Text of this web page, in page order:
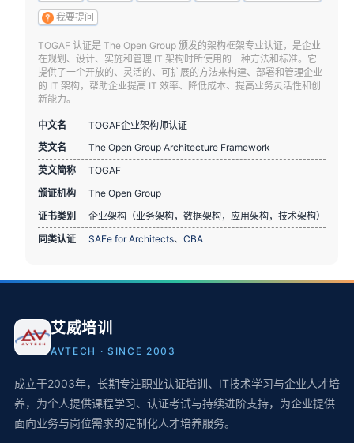
我要提问
TOGAF 认证是 The Open Group 颁发的架构框架专业认证，是企业
在规划、设计、实施和管理 IT 架构时所使用的一种方法和标准。它
提供了一个开放的、灵活的、可扩展的方法来构建、部署和管理企业
的 IT 架构，帮助企业提高 IT 效率、降低成本、提高业务灵活性和创
新能力。
中文名
TOGAF企业架构师认证
英文名
The Open Group Architecture Framework
英文简称
TOGAF
颁证机构
The Open Group
证书类别
企业架构（业务架构，数据架构，应用架构，技术架构）
同类认证
SAFe for Architects、CBA
艾威培训
AVTECH · SINCE 2003
成立于2003年，长期专注职业认证培训、IT技术学习与企业人才培
养，为个人提供课程学习、认证考试与持续进阶支持，为企业提供
面向业务与岗位需求的定制化人才培养服务。